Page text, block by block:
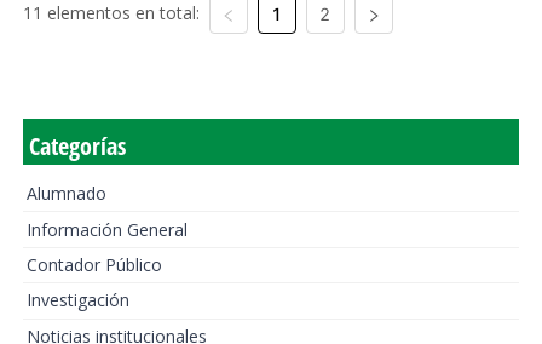
11 elementos en total: 1 2
Categorías
Alumnado
Información General
Contador Público
Investigación
Noticias institucionales